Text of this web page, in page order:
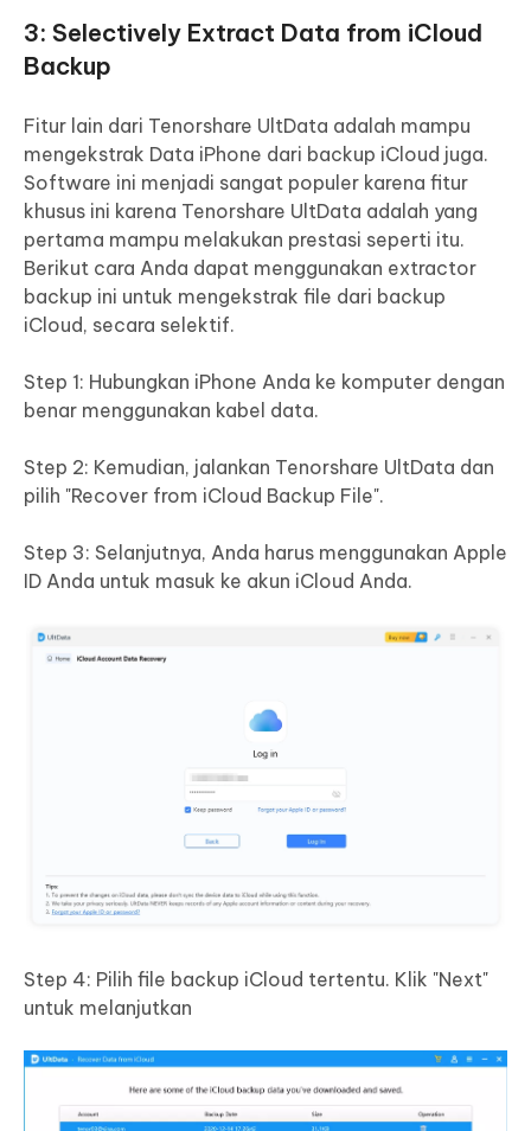
3: Selectively Extract Data from iCloud
Backup
Fitur lain dari Tenorshare UltData adalah mampu
mengekstrak Data iPhone dari backup iCloud juga.
Software ini menjadi sangat populer karena fitur
khusus ini karena Tenorshare UltData adalah yang
pertama mampu melakukan prestasi seperti itu.
Berikut cara Anda dapat menggunakan extractor
backup ini untuk mengekstrak file dari backup
iCloud, secara selektif.
Step 1: Hubungkan iPhone Anda ke komputer dengan
benar menggunakan kabel data.
Step 2: Kemudian, jalankan Tenorshare UltData dan
pilih "Recover from iCloud Backup File".
Step 3: Selanjutnya, Anda harus menggunakan Apple
ID Anda untuk masuk ke akun iCloud Anda.
Step 4: Pilih file backup iCloud tertentu. Klik "Next"
untuk melanjutkan